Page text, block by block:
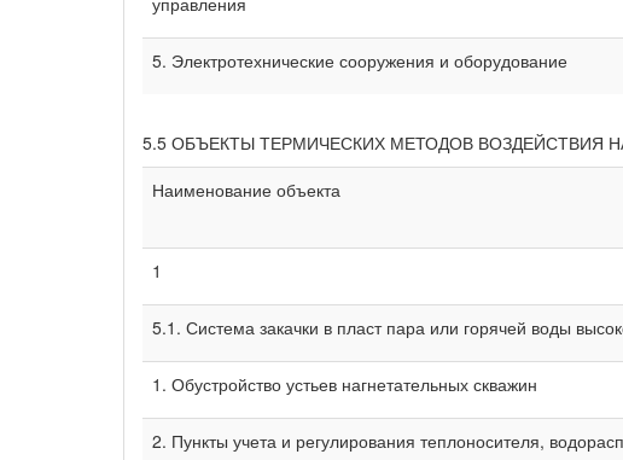
5. Электротехнические сооружения и оборудование
5.5 ОБЪЕКТЫ ТЕРМИЧЕСКИХ МЕТОДОВ ВОЗДЕЙСТВИЯ
Наименование объекта
1
5.1. Система закачки в пласт пара или горячей воды
1. Обустройство устьев нагнетательных скважин
2. Пункты учета и регулирования теплоносителя,